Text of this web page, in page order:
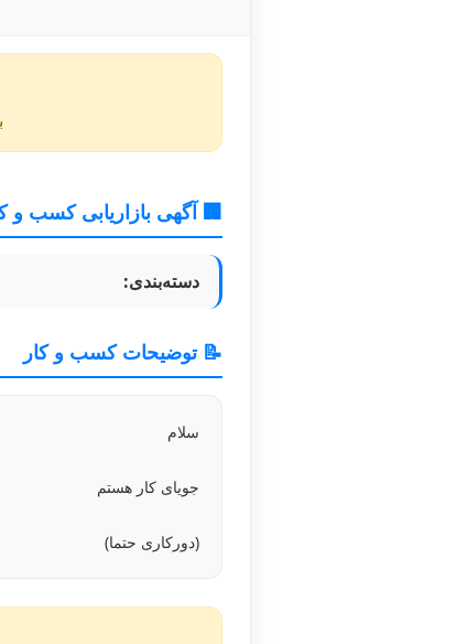
🏢 آگهی بازاریابی کسب و
دسته‌بندی:
📝 توضیحات کسب و کار
سلام
جویای کار هستم
(دورکاری حتما)